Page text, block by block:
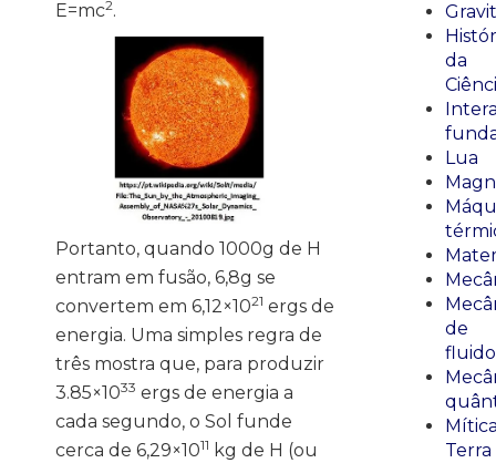
E=mc2.
Portanto, quando 1000g de H
entram em fusão, 6,8g se
convertem em 6,12×1021 ergs de
energia. Uma simples regra de
três mostra que, para produzir
3.85×1033 ergs de energia a
cada segundo, o Sol funde
cerca de 6,29×1011 kg de H (ou
da
Lua
de
Terra